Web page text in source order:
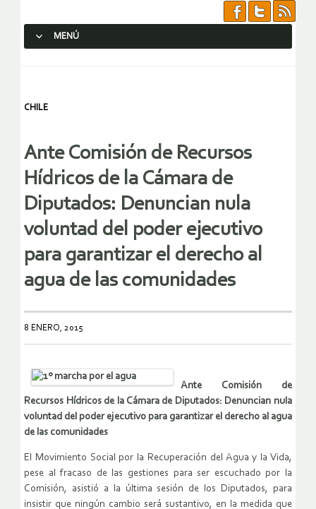
MENÚ
CHILE
Ante Comisión de Recursos
Hídricos de la Cámara de
Diputados: Denuncian nula
voluntad del poder ejecutivo
para garantizar el derecho al
agua de las comunidades
8 ENERO, 2015
Ante Comisión de
Recursos Hídricos de la Cámara de Diputados: Denuncian nula
voluntad del poder ejecutivo para garantizar el derecho al agua
de las comunidades
El Movimiento Social por la Recuperación del Agua y la Vida,
pese al fracaso de las gestiones para ser escuchado por la
Comisión, asistió a la última sesión de los Diputados, para
insistir que ningún cambio será sustantivo, en la medida que